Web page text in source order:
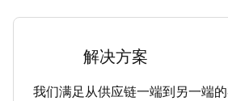
解决方案
我们满足从供应链一端到另一端的